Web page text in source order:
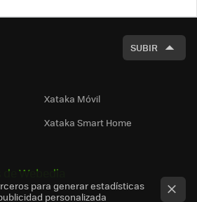
SUBIR
Xataka Móvil
Xataka Smart Home
Webedia
para generar estadísticas
personalizada